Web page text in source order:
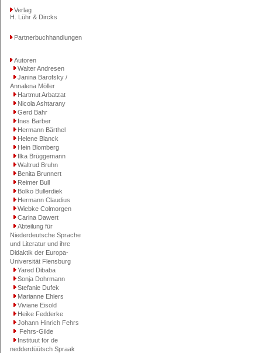
Verlag
H. Lühr & Dircks
Partnerbuchhandlungen
Autoren
Walter Andresen
Janina Barofsky /
Annalena Möller
Hartmut Arbatzat
Nicola Ashtarany
Gerd Bahr
Ines Barber
Hermann Bärthel
Helene Blanck
Hein Blomberg
Ilka Brüggemann
Waltrud Bruhn
Benita Brunnert
Reimer Bull
Bolko Bullerdiek
Hermann Claudius
Wiebke Colmorgen
Carina Dawert
Abteilung für
Niederdeutsche Sprache
und Literatur und ihre
Didaktik der Europa-
Universität Flensburg
Yared Dibaba
Sonja Dohrmann
Stefanie Dufek
Marianne Ehlers
Viviane Eisold
Heike Fedderke
Johann Hinrich Fehrs
Fehrs-Gilde
Instituut för de
nedderdüütsch Spraak